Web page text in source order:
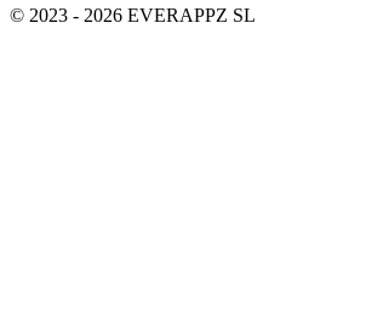
© 2023 - 2026 EVERAPPZ SL